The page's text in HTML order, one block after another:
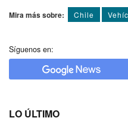
Mira más sobre: Chile
Síguenos en:
LO ÚLTIMO